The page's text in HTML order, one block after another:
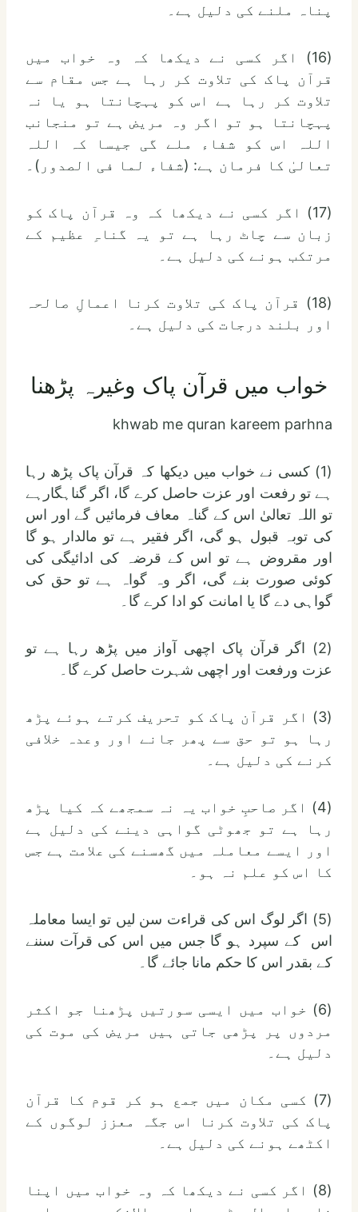
پناہ ملنے کی دلیل ہے۔
(16) اگر کسی نے دیکھا کہ وہ خواب میں
قرآن پاک کی تلاوت کر رہا ہے جس مقام سے
تلاوت کر رہا ہے اس کو پہچانتا ہو یا نہ
پہچانتا ہو تو اگر وہ مریض ہے تو منجانب
اللہ اس کو شفاء ملے گی جیسا کہ اللہ
تعالیٰ کا فرمان ہے: (شفاء لما فی الصدور)۔
(17) اگر کسی نے دیکھا کہ وہ قرآن پاک کو
زبان سے چاٹ رہا ہے تو یہ گناہِ عظیم کے
مرتکب ہونے کی دلیل ہے۔
(18) قرآن پاک کی تلاوت کرنا اعمالِ صالحہ
اور بلند درجات کی دلیل ہے۔
خواب میں قرآن پاک وغیرہ پڑھنا
khwab me quran kareem parhna
(1) کسی نے خواب میں دیکھا کہ قرآن پاک پڑھ رہا
ہے تو رفعت اور عزت حاصل کرے گا، اگر گناہگارہے
تو اللہ تعالیٰ اس کے گناہ معاف فرمائیں گے اور اس
کی توبہ قبول ہو گی، اگر فقیر ہے تو مالدار ہو گا
اور مقروض ہے تو اس کے قرضہ کی ادائیگی کی
کوئی صورت بنے گی، اگر وہ گواہ ہے تو حق کی
گواہی دے گا یا امانت کو ادا کرے گا۔
(2) اگر قرآن پاک اچھی آواز میں پڑھ رہا ہے تو
عزت ورفعت اور اچھی شہرت حاصل کرے گا۔
(3) اگر قرآن پاک کو تحریف کرتے ہوئے پڑھ
رہا ہو تو حق سے پھر جانے اور وعدہ خلافی
کرنے کی دلیل ہے۔
(4) اگر صاحبِ خواب یہ نہ سمجھے کہ کیا پڑھ
رہا ہے تو جھوٹی گواہی دینے کی دلیل ہے
اور ایسے معاملہ میں گھسنے کی علامت ہے جس
کا اس کو علم نہ ہو۔
(5) اگر لوگ اس کی قراءت سن لیں تو ایسا معاملہ
اس کے سپرد ہو گا جس میں اس کی قرآت سننے
کے بقدر اس کا حکم مانا جائے گا۔
(6) خواب میں ایسی سورتیں پڑھنا جو اکثر
مردوں پر پڑھی جاتی ہیں مریض کی موت کی
دلیل ہے۔
(7) کسی مکان میں جمع ہو کر قوم کا قرآن
پاک کی تلاوت کرنا اس جگہ معزز لوگوں کے
اکٹھے ہونے کی دلیل ہے۔
(8) اگر کسی نے دیکھا کہ وہ خواب میں اپنا